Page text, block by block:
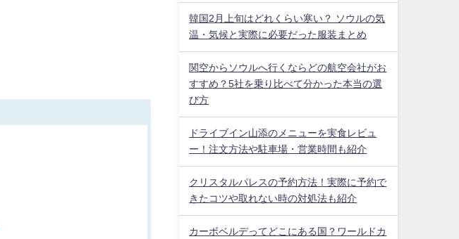
韓国2月上旬はどれくらい寒い？ ソウルの気
温・気候と実際に必要だった服装まとめ
関空からソウルへ行くならどの航空会社がお
すすめ？5社を乗り比べて分かった本当の選
び方
ドライブイン山添のメニューを実食レビュ
ー！注文方法や駐車場・営業時間も紹介
クリスタルパレスの予約方法！実際に予約で
きたコツや取れない時の対処法も紹介
カーボベルデってどこにある国？ワールドカ